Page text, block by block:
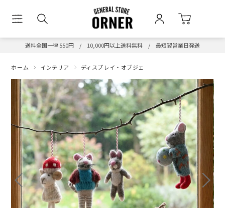
送料全国一律 550円 / 10,000円以上送料無料 / 最短翌営業日発送
ホーム インテリア ディスプレイ・オブジェ